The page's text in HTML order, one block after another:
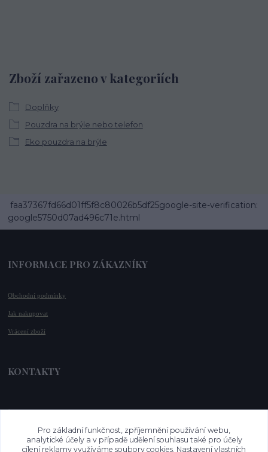
Zboží zařazeno v kategoriích
Doplňky
Pouzdra na brýle nebo telefon
Eko pouzdra na brýle
faa37367fd66d01ff5f8c80026b5df25google-site-verification:
google5750d07ad496c71e.html
INFORMACE PRO ZÁKAZNÍKY
Obchodní podmínky
Jak nakupovat
Vrácení zboží
KONTAKTY
www.vysnenekabelky.cz
Pro základní funkčnost, zpříjemnění používání webu,
analytické účely a v případě udělení souhlasu také pro účely
cílení reklamy využíváme soubory cookies. Nastavení vlastních